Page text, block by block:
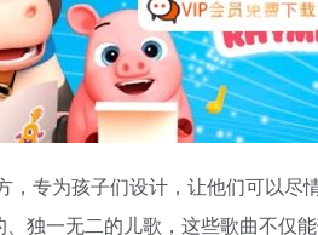
，专为孩子们设计，让他们可以
独一无二的儿歌，这些歌曲不仅